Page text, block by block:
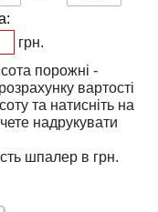
грн.
порожні -
та натисніть на
шпалер в грн.